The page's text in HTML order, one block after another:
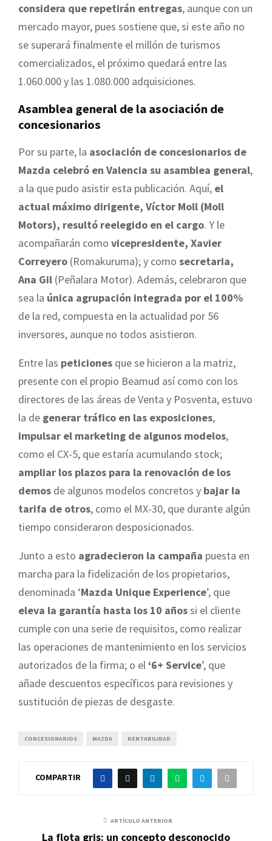
considera que repetirán entregas, aunque con un
mercado mayor, pues sostiene que, si este año no
se superará finalmente el millón de turismos
comercializados, el próximo quedará entre las
1.060.000 y las 1.080.000 adquisiciones.
Asamblea general de la asociación de
concesionarios
Por su parte, la asociación de concesionarios de
Mazda celebró en Valencia su asamblea general,
a la que pudo asistir esta publicación. Aquí, el
actual máximo dirigente, Víctor Moll (Moll
Motors), resultó reelegido en el cargo. Y le
acompañarán como vicepresidente, Xavier
Correyero (Romakuruma); y como secretaria,
Ana Gil (Peñalara Motor). Además, celebraron que
sea la única agrupación integrada por el 100%
de la red, compuesta en la actualidad por 56
inversores, aunque no todos asistieron.
Entre las peticiones que se hicieron a la matriz,
presente con el propio Beamud así como con los
directores de las áreas de Venta y Posventa, estuvo
la de generar tráfico en las exposiciones,
impulsar el marketing de algunos modelos,
como el CX-5, que estaría acumulando stock;
ampliar los plazos para la renovación de los
demos de algunos modelos concretos y bajar la
tarifa de otros, como el MX-30, que durante algún
tiempo consideraron desposicionados.
Junto a esto agradecieron la campaña puesta en
marcha para la fidelización de los propietarios,
denominada ‘Mazda Unique Experience’, que
eleva la garantía hasta los 10 añossi el cliente
cumple con una serie de requisitos, como realizar
las operaciones de mantenimiento en los servicios
autorizados de la firma; o el ‘6+ Service’, que
añade descuentos específicos para revisiones y
sustitución de piezas de desgaste.
CONCESIONARIOS MAZDA RENTABILIDAD
COMPARTIR
ARTÍCULO ANTERIOR
La flota gris: un concepto desconocido